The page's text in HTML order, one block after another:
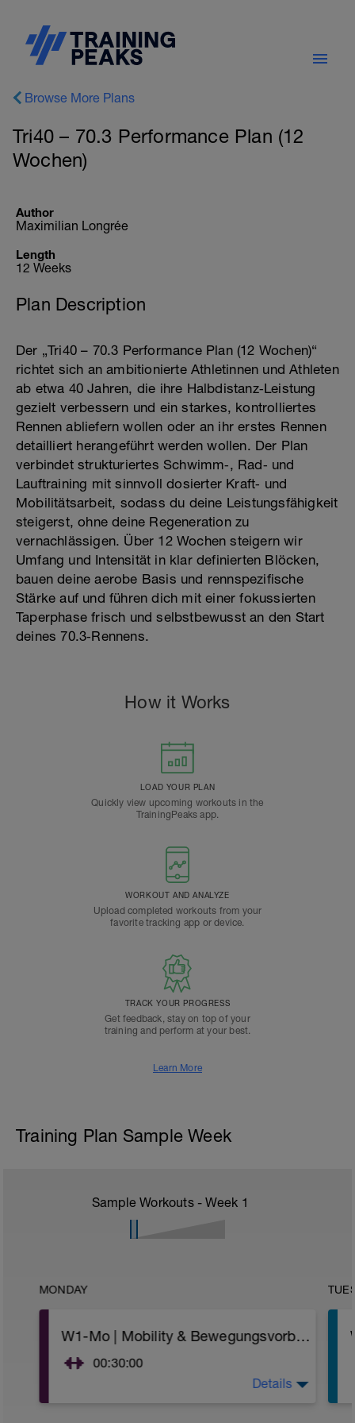
Browse More Plans
Tri40 – 70.3 Performance Plan (12
Wochen)
Author
Maximilian Longrée
Length
12 Weeks
Plan Description
Der „Tri40 – 70.3 Performance Plan (12 Wochen)“
richtet sich an ambitionierte Athletinnen und Athleten
ab etwa 40 Jahren, die ihre Halbdistanz‑Leistung
gezielt verbessern und ein starkes, kontrolliertes
Rennen abliefern wollen oder an ihr erstes Rennen
detailliert herangeführt werden wollen. Der Plan
verbindet strukturiertes Schwimm‑, Rad‑ und
Lauftraining mit sinnvoll dosierter Kraft‑ und
Mobilitätsarbeit, sodass du deine Leistungsfähigkeit
steigerst, ohne deine Regeneration zu
vernachlässigen. Über 12 Wochen steigern wir
Umfang und Intensität in klar definierten Blöcken,
bauen deine aerobe Basis und rennspezifische
Stärke auf und führen dich mit einer fokussierten
Taperphase frisch und selbstbewusst an den Start
deines 70.3‑Rennens.
How it Works
LOAD YOUR PLAN
Quickly view upcoming workouts in the
TrainingPeaks app.
WORKOUT AND ANALYZE
Upload completed workouts from your
favorite tracking app or device.
TRACK YOUR PROGRESS
Get feedback, stay on top of your
training and perform at your best.
Learn More
Training Plan Sample Week
Sample Workouts - Week 1
MONDAY
W1-Mo | Mobility & Bewegungsvorbereitung
00:30:00
Details